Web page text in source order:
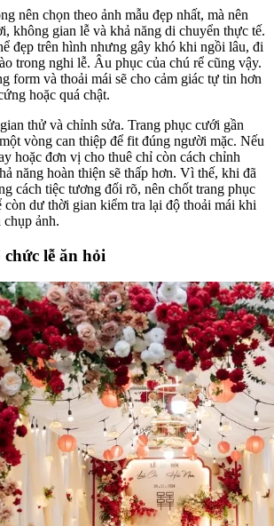
nên chọn theo ảnh mẫu đẹp nhất, mà nên
không gian lễ và khả năng di chuyển thực tế.
đẹp trên hình nhưng gây khó khi ngồi lâu, đi
trong nghi lễ. Âu phục của chú rể cũng vậy.
form và thoải mái sẽ cho cảm giác tự tin hơn
hoặc quá chật.
thử và chỉnh sửa. Trang phục cưới gần
vòng can thiệp để fit đúng người mặc. Nếu
hoặc đơn vị cho thuê chỉ còn cách chỉnh
năng hoàn thiện sẽ thấp hơn. Vì thế, khi đã
cách tiệc tương đối rõ, nên chốt trang phục
còn dư thời gian kiểm tra lại độ thoải mái khi
ảnh.
lễ ăn hỏi